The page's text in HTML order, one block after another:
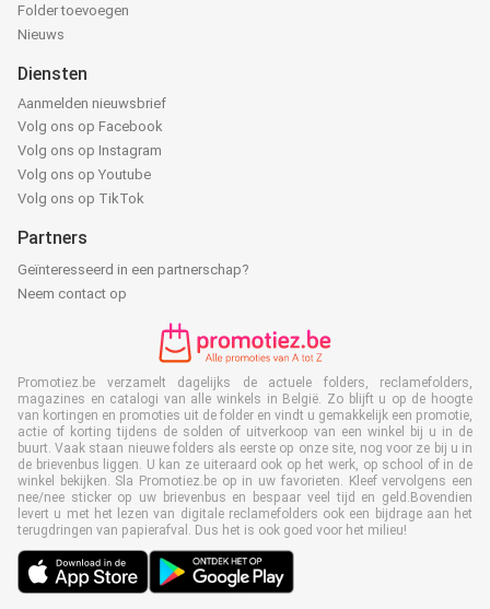
Folder toevoegen
Nieuws
Diensten
Aanmelden nieuwsbrief
Volg ons op Facebook
Volg ons op Instagram
Volg ons op Youtube
Volg ons op TikTok
Partners
Geïnteresseerd in een partnerschap?
Neem contact op
Promotiez.be verzamelt dagelijks de actuele folders, reclamefolders,
magazines en catalogi van alle winkels in België. Zo blijft u op de hoogte
van kortingen en promoties uit de folder en vindt u gemakkelijk een promotie,
actie of korting tijdens de solden of uitverkoop van een winkel bij u in de
buurt. Vaak staan nieuwe folders als eerste op onze site, nog voor ze bij u in
de brievenbus liggen. U kan ze uiteraard ook op het werk, op school of in de
winkel bekijken. Sla Promotiez.be op in uw favorieten. Kleef vervolgens een
nee/nee sticker op uw brievenbus en bespaar veel tijd en geld.Bovendien
levert u met het lezen van digitale reclamefolders ook een bijdrage aan het
terugdringen van papierafval. Dus het is ook goed voor het milieu!